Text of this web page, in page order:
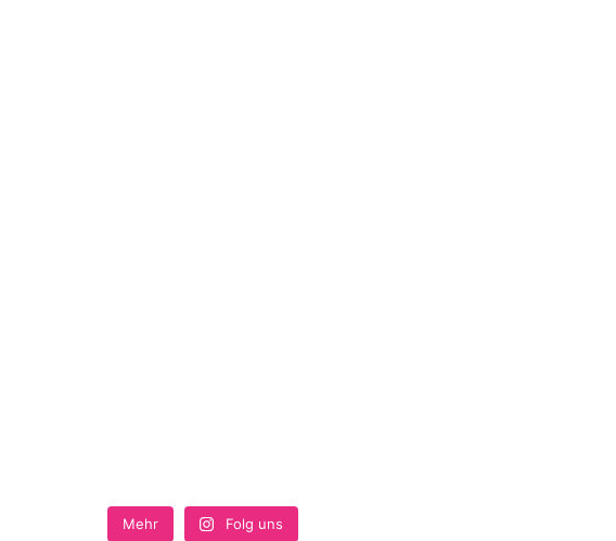
Mehr Folg uns